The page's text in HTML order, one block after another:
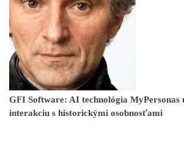
GFI Software: AI technológia MyPersonas
interakciu s historickými osobnosťami